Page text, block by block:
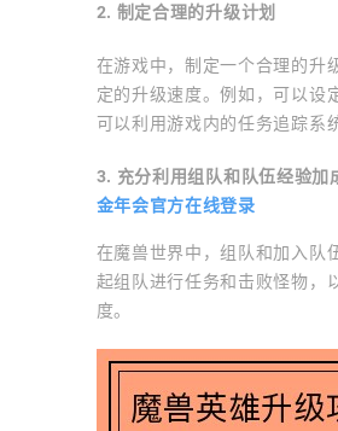
2. 制定合理的升级计划
在游戏中，制定一个合理的升
定的升级速度。例如，可以设
可以利用游戏内的任务追踪系
3. 充分利用组队和队伍经验加
金年会官方在线登录
在魔兽世界中，组队和加入队
起组队进行任务和击败怪物，
度。